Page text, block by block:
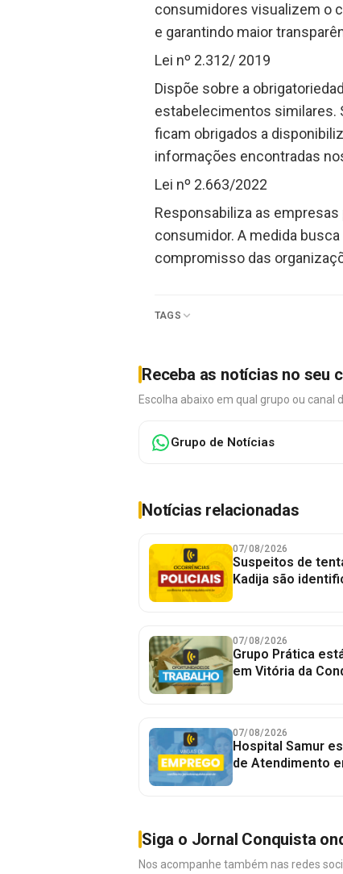
consumidores visualizem o
e garantindo maior
Lei nº 2.312/ 2019
Dispõe sobre a
estabelecimentos similares.
ficam obrigados a
informações encontradas
Lei nº 2.663/2022
Responsabiliza as
consumidor. A medida
compromisso das
TAGS
Receba as notícias no seu
Escolha abaixo em qual grupo ou canal
Grupo de Notícias
Notícias relacionadas
07/08/2026
Suspeitos de
Kadija são
07/08/2026
Grupo Prática
em Vitória da
07/08/2026
Hospital Samur
de Atendimento
Siga o Jornal Conquista
Nos acompanhe também nas redes